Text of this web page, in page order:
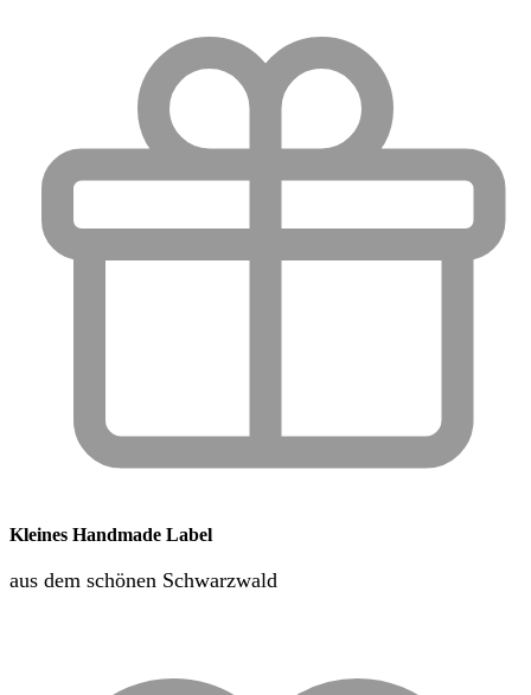
Kleines Handmade Label
aus dem schönen Schwarzwald